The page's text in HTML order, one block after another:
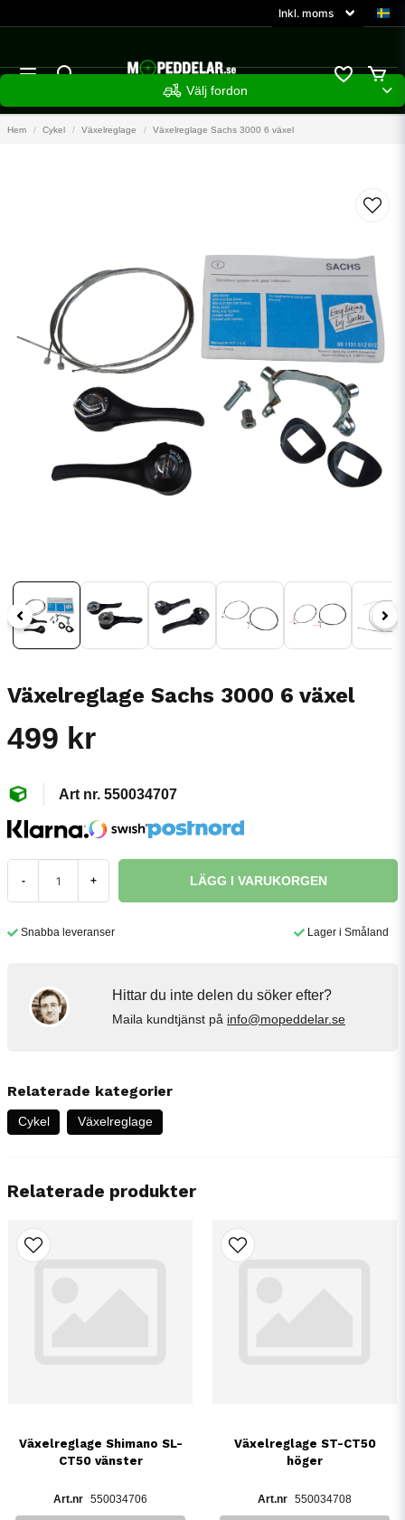
Välj fordon
Hem Cykel Växelreglage Växelreglage Sachs 3000 6 växel
Växelreglage Sachs 3000 6 växel
499 kr
550034707
- + LÄGG I VARUKORGEN
Snabba leveranser Lager i Småland
Hittar du inte delen du söker efter?
Maila kundtjänst på info@mopeddelar.se
Relaterade kategorier
Cykel Växelreglage
Relaterade produkter
Växelreglage Shimano SL-
CT50 vänster
550034706
Växelreglage ST-CT50
höger
550034708